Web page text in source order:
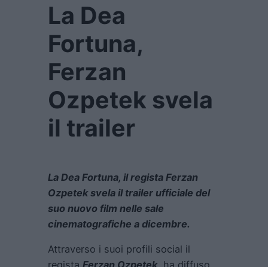
La Dea
Fortuna,
Ferzan
Ozpetek svela
il trailer
La Dea Fortuna, il regista Ferzan
Ozpetek svela il trailer ufficiale del
suo nuovo film nelle sale
cinematografiche a dicembre.
Attraverso i suoi profili social il